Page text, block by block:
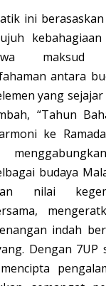
ini
maksud
antara
yang
“Tahun
ke
budaya
nilai
indah
Dengan 7UP